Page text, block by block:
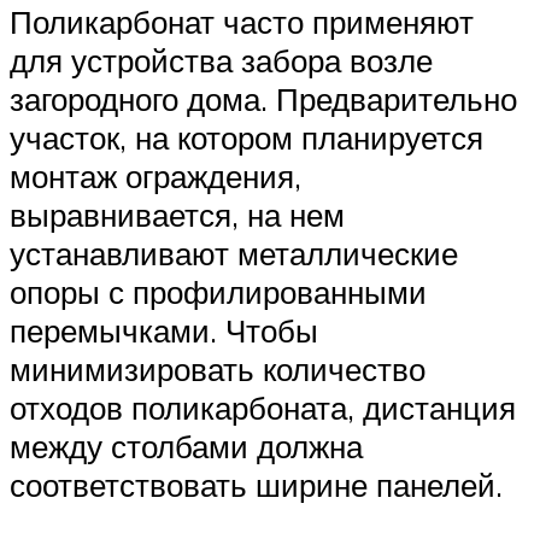
Поликарбонат часто применяют
для устройства забора возле
загородного дома. Предварительно
участок, на котором планируется
монтаж ограждения,
выравнивается, на нем
устанавливают металлические
опоры с профилированными
перемычками. Чтобы
минимизировать количество
отходов поликарбоната, дистанция
между столбами должна
соответствовать ширине панелей.